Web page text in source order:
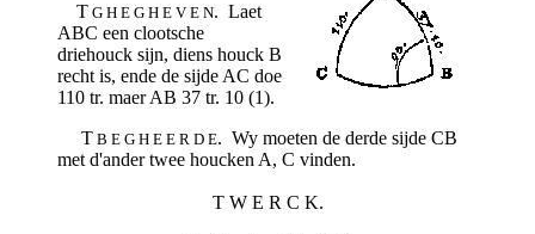
T G H E G H E V E N. Laet
ABC een clootsche
driehouck sijn, diens houck B
recht is, ende de sijde AC doe
110 tr. maer AB 37 tr. 10 (1).
T B E G H E E R D E. Wy moeten de derde sijde CB
met d'ander twee houcken A, C vinden.
T W E R C K.